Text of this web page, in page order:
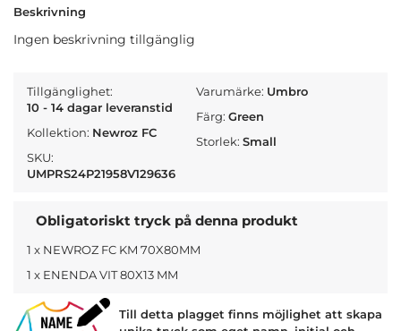
Beskrivning
Ingen beskrivning tillgänglig
Tillgänglighet:
10 - 14 dagar leveranstid
Kollektion: Newroz FC
SKU:
UMPRS24P21958V129636
Varumärke: Umbro
Färg:Green
Storlek:Small
Obligatoriskt tryck på denna produkt
1 x NEWROZ FC KM 70X80MM
1 x ENENDA VIT 80X13 MM
Till detta plagget finns möjlighet att skapa